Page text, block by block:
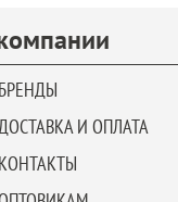
БРЕНДЫ
И ОПЛАТА
КОНТАКТЫ